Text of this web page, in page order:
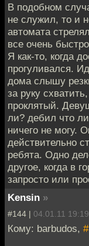
В подобном
не служил, то и
автомата
все очень
Я как-то, когда
прогуливался.
дома слышу
за руку
проклятый.
ли? дебил что
ничего не могу.
действительно
ребята. Одно
другое, когда в
запросто или
Kensin »
#144 | 04.01.11 19:19
Кому: barbudos,